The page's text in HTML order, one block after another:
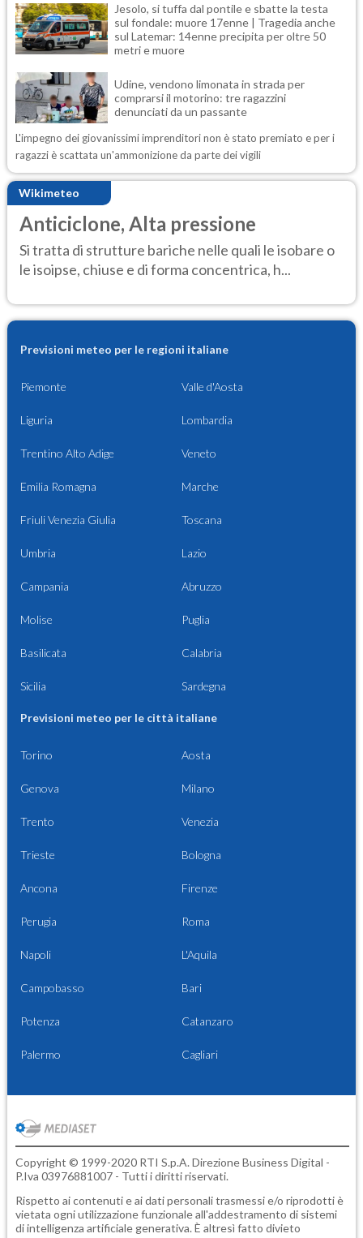
Jesolo, si tuffa dal pontile e sbatte la testa
sul fondale: muore 17enne | Tragedia anche
sul Latemar: 14enne precipita per oltre 50
metri e muore
Udine, vendono limonata in strada per
comprarsi il motorino: tre ragazzini
denunciati da un passante
L'impegno dei giovanissimi imprenditori non è stato premiato e per i
ragazzi è scattata un'ammonizione da parte dei vigili
Wikimeteo
Anticiclone, Alta pressione
Si tratta di strutture bariche nelle quali le isobare o
le isoipse, chiuse e di forma concentrica, h...
Previsioni meteo per le regioni italiane
Piemonte Valle d'Aosta
Liguria Lombardia
Trentino Alto Adige Veneto
Emilia Romagna Marche
Friuli Venezia Giulia Toscana
Umbria Lazio
Campania Abruzzo
Molise Puglia
Basilicata Calabria
Sicilia Sardegna
Previsioni meteo per le città italiane
Torino Aosta
Genova Milano
Trento Venezia
Trieste Bologna
Ancona Firenze
Perugia Roma
Napoli L'Aquila
Campobasso Bari
Potenza Catanzaro
Palermo Cagliari
Copyright © 1999-2020 RTI S.p.A. Direzione Business Digital -
P.Iva 03976881007 - Tutti i diritti riservati.
Rispetto ai contenuti e ai dati personali trasmessi e/o riprodotti è
vietata ogni utilizzazione funzionale all'addestramento di sistemi
di intelligenza artificiale generativa. È altresì fatto divieto